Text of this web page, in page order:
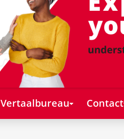
Vertaalbureau Contact